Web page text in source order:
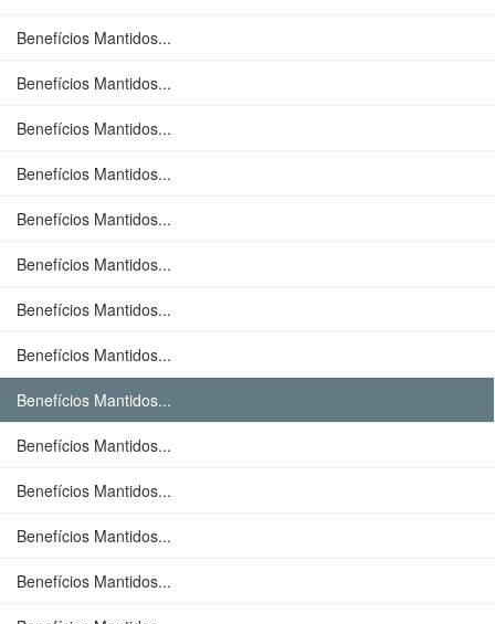
Benefícios Mantidos...
Benefícios Mantidos...
Benefícios Mantidos...
Benefícios Mantidos...
Benefícios Mantidos...
Benefícios Mantidos...
Benefícios Mantidos...
Benefícios Mantidos...
Benefícios Mantidos...
Benefícios Mantidos...
Benefícios Mantidos...
Benefícios Mantidos...
Benefícios Mantidos...